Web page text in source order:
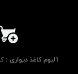
آلبوم کاغذ دیواری :